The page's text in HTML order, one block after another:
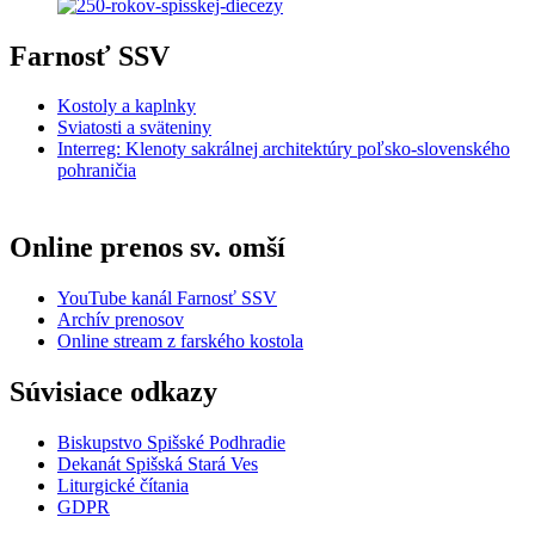
Farnosť SSV
Kostoly a kaplnky
Sviatosti a sväteniny
Interreg: Klenoty sakrálnej architektúry poľsko-slovenského
pohraničia
Online prenos sv. omší
YouTube kanál Farnosť SSV
Archív prenosov
Online stream z farského kostola
Súvisiace odkazy
Biskupstvo Spišské Podhradie
Dekanát Spišská Stará Ves
Liturgické čítania
GDPR